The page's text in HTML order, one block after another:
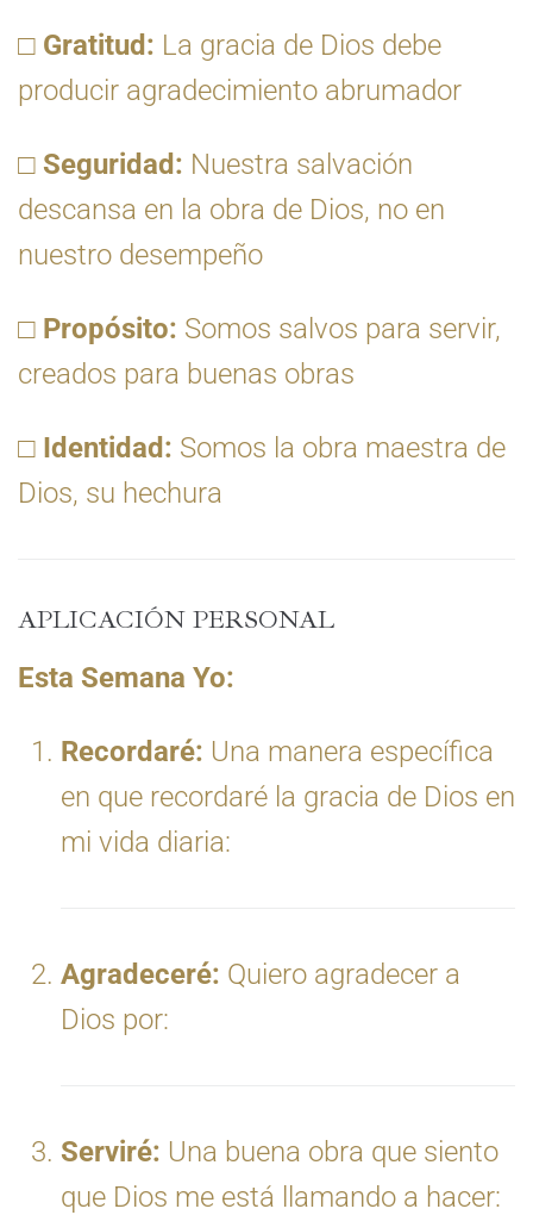
□ Gratitud: La gracia de Dios debe
producir agradecimiento abrumador
□ Seguridad: Nuestra salvación
descansa en la obra de Dios, no en
nuestro desempeño
□ Propósito: Somos salvos para servir,
creados para buenas obras
□ Identidad: Somos la obra maestra de
Dios, su hechura
APLICACIÓN PERSONAL
Esta Semana Yo:
Recordaré: Una manera específica
en que recordaré la gracia de Dios en
mi vida diaria:
Agradeceré: Quiero agradecer a
Dios por:
Serviré: Una buena obra que siento
que Dios me está llamando a hacer: